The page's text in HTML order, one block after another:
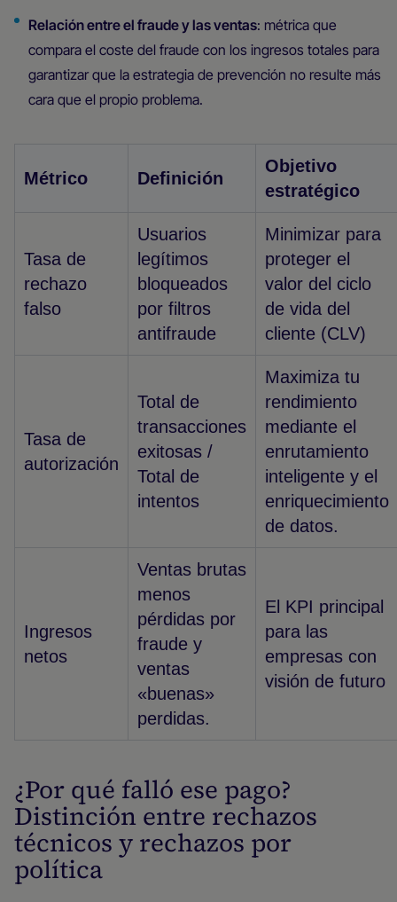
Relación entre el fraude y las ventas: métrica que
compara el coste del fraude con los ingresos totales para
garantizar que la estrategia de prevención no resulte más
cara que el propio problema.
Métrico Definición
Objetivo
estratégico
Tasa de
rechazo
falso
Usuarios
legítimos
bloqueados
por filtros
antifraude
Minimizar para
proteger el
valor del ciclo
de vida del
cliente (CLV)
Tasa de
autorización
Total de
transacciones
exitosas /
Total de
intentos
Maximiza tu
rendimiento
mediante el
enrutamiento
inteligente y el
enriquecimiento
de datos.
Ingresos
netos
Ventas brutas
menos
pérdidas por
fraude y
ventas
«buenas»
perdidas.
El KPI principal
para las
empresas con
visión de futuro
¿Por qué falló ese pago?
Distinción entre rechazos
técnicos y rechazos por
política